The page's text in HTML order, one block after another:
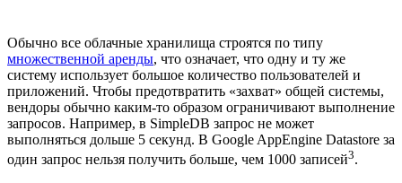
Обычно все облачные хранилища строятся по типу
множественной аренды, что означает, что одну и ту же
систему использует большое количество пользователей и
приложений. Чтобы предотвратить «захват» общей системы,
вендоры обычно каким-то образом ограничивают выполнение
запросов. Например, в SimpleDB запрос не может
выполняться дольше 5 секунд. В Google AppEngine Datastore за
один запрос нельзя получить больше, чем 1000 записей3.